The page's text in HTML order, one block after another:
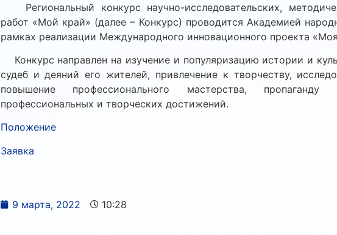
Региональный конкурс научно-исследовательских,
работ «Мой край» (далее – Конкурс) проводится Академией
рамках реализации Международного инновационного проекта
Конкурс направлен на изучение и популяризацию истории и
судеб и деяний его жителей, привлечение к творчеству,
повышение профессионального мастерства, пропаганду
профессиональных и творческих достижений.
Положение
Заявка
9 марта, 2022 10:28